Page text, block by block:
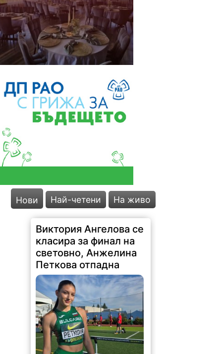
Нови Най-четени На живо
Виктория Ангелова се
класира за финал на
световно, Анжелина
Петкова отпадна